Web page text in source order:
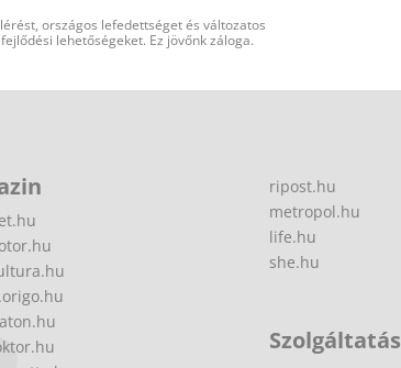
országos lefedettséget és változatos
lehetőségeket. Ez jövőnk záloga.
ripost.hu
metropol.hu
life.hu
she.hu
Szolgáltatás